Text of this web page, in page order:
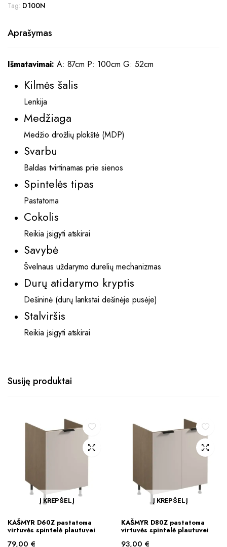
Tag: D100N
Aprašymas
Išmatavimai: A: 87cm P: 100cm G: 52cm
Kilmės šalis
Lenkija
Medžiaga
Medžio drožlių plokštė (MDP)
Svarbu
Baldas tvirtinamas prie sienos
Spintelės tipas
Pastatoma
Cokolis
Reikia įsigyti atskirai
Savybė
Švelnaus uždarymo durelių mechanizmas
Durų atidarymo kryptis
Dešininė (durų lankstai dešinėje pusėje)
Stalviršis
Reikia įsigyti atskirai
Susiję produktai
Į KREPŠELĮ
KAŠMYR D60Z pastatoma
virtuvės spintelė plautuvei
79,00 €
Į KREPŠELĮ
KAŠMYR D80Z pastatoma
virtuvės spintelė plautuvei
93,00 €